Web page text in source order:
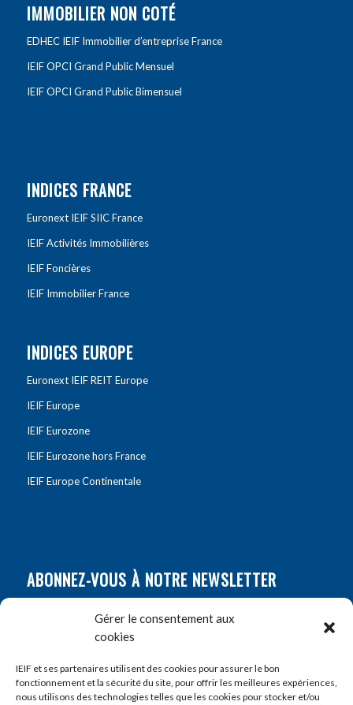
Gérer le consentement aux
cookies
IEIF et ses partenaires utilisent des cookies pour assurer le bon
fonctionnement et la sécurité du site, pour offrir les meilleures expériences,
nous utilisons des technologies telles que les cookies pour stocker et/ou
IMMOBILIER NON COTÉ
EDHEC IEIF Immobilier d’entreprise France
IEIF OPCI Grand Public Mensuel
IEIF OPCI Grand Public Bimensuel
INDICES FRANCE
Euronext IEIF SIIC France
IEIF Activités Immobilières
IEIF Foncières
IEIF Immobilier France
INDICES EUROPE
Euronext IEIF REIT Europe
IEIF Europe
IEIF Eurozone
IEIF Eurozone hors France
IEIF Europe Continentale
ABONNEZ-VOUS À NOTRE NEWSLETTER
Prénom*